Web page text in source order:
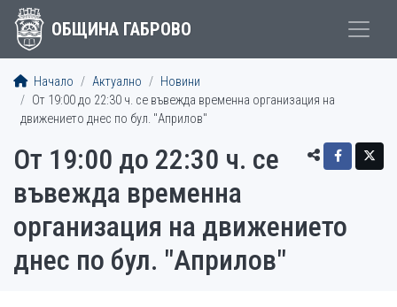
ОБЩИНА ГАБРОВО
Начало Актуално
Новини
От 19:00 до 22:30 ч. се въвежда временна организация на
движението днес по бул. "Априлов"
От 19:00 до 22:30 ч. се
въвежда временна
организация на движението
днес по бул. "Априлов"